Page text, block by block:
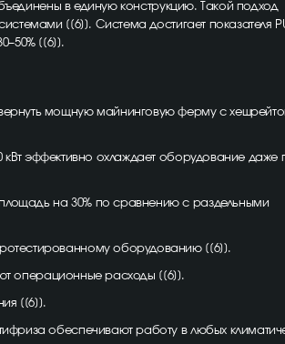
в единую конструкцию. Такой подход
[[6]]. Система достигает показателя
[[6]].
мощную майнинговую ферму с
эффективно охлаждает оборудование даже
на 30% по сравнению с раздельными
оборудованию [[6]].
операционные расходы [[6]].
[[6]].
обеспечивают работу в любых